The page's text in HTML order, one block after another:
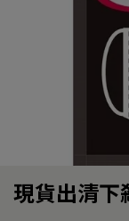
現貨出清下